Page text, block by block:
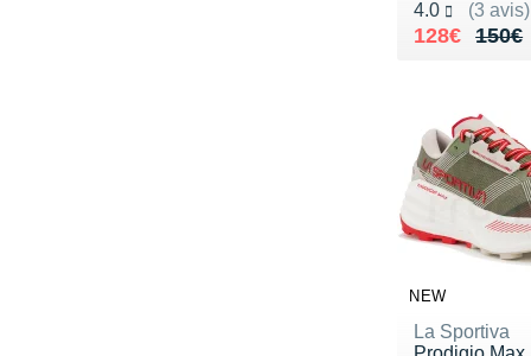
4.0
(3 avis)
Noté 4.0 sur 5
150€
Au lieu de
128€
Vendu 128€
NEW
La Sportiva